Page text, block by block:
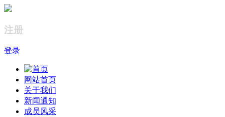
注册
登录
网站首页
关于我们
新闻通知
成员风采